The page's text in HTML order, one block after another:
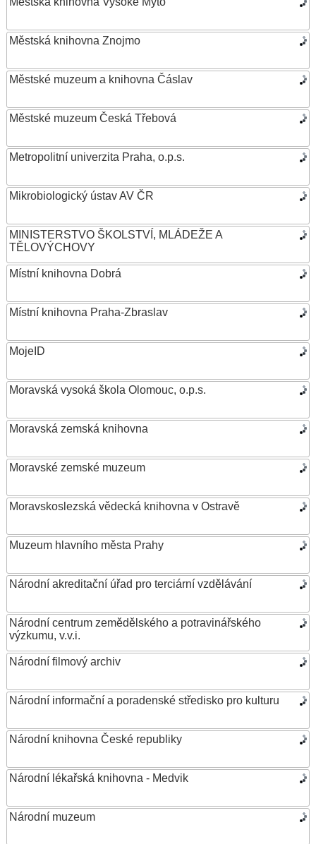
Městská knihovna Znojmo
Městské muzeum a knihovna Čáslav
Městské muzeum Česká Třebová
Metropolitní univerzita Praha, o.p.s.
Mikrobiologický ústav AV ČR
MINISTERSTVO ŠKOLSTVÍ, MLÁDEŽE A
TĚLOVÝCHOVY
Místní knihovna Dobrá
Místní knihovna Praha-Zbraslav
MojeID
Moravská vysoká škola Olomouc, o.p.s.
Moravská zemská knihovna
Moravské zemské muzeum
Moravskoslezská vědecká knihovna v Ostravě
Muzeum hlavního města Prahy
Národní akreditační úřad pro terciární vzdělávání
Národní centrum zemědělského a potravinářského
výzkumu, v.v.i.
Národní filmový archiv
Národní informační a poradenské středisko pro kulturu
Národní knihovna České republiky
Národní lékařská knihovna - Medvik
Národní muzeum